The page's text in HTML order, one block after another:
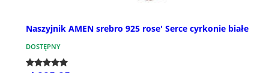
Naszyjnik AMEN srebro 925 rose' Serce cyrkonie białe
DOSTĘPNY